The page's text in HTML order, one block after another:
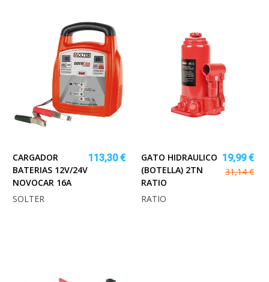
CARGADOR
BATERIAS 12V/24V
NOVOCAR 16A
113,30 €
SOLTER
GATO HIDRAULICO
(BOTELLA) 2TN
RATIO
19,99 €
31,14 €
RATIO